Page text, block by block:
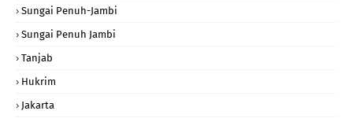
Sungai Penuh-Jambi
Sungai Penuh Jambi
Tanjab
Hukrim
Jakarta